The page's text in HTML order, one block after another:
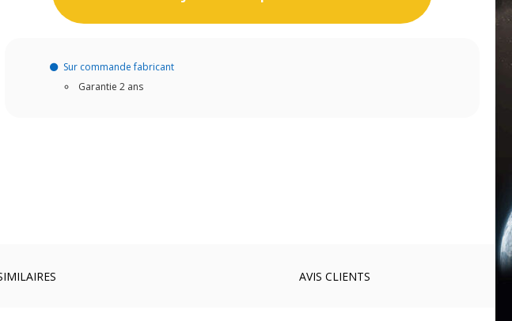
Sur commande fabricant
Garantie 2 ans
AVIS CLIENTS